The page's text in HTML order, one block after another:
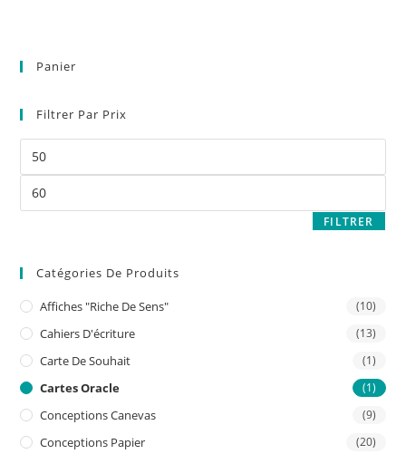
Panier
Filtrer Par Prix
FILTRER
Catégories De Produits
Affiches "riche De Sens" (10)
Cahiers D'écriture (13)
Carte De Souhait (1)
Cartes Oracle (1)
Conceptions Canevas (9)
Conceptions Papier (20)